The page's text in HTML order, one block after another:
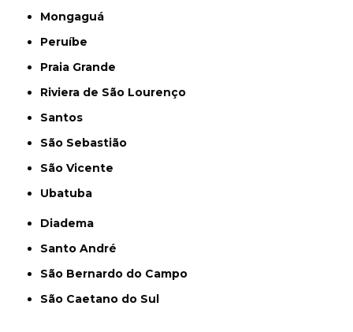
Mongaguá
Peruíbe
Praia Grande
Riviera de São Lourenço
Santos
São Sebastião
São Vicente
Ubatuba
Diadema
Santo André
São Bernardo do Campo
São Caetano do Sul